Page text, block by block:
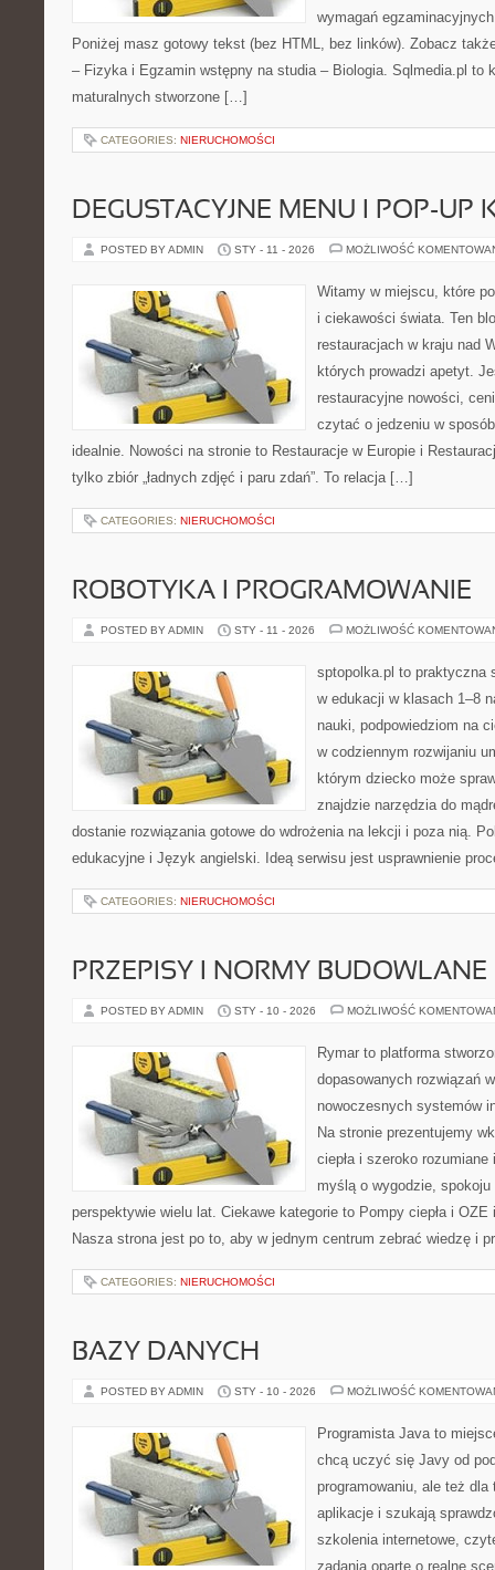
wymagań
Poniżej masz gotowy tekst (bez HTML, bez linków). Zobacz
– Fizyka i Egzamin wstępny na studia – Biologia. Sqlmedia.pl to
maturalnych stworzone […]
CATEGORIES: NIERUCHOMOŚCI
DEGUSTACYJNE MENU I POP-UP
POSTED BY ADMIN STY - 11 - 2026 MOŻLIWOŚĆ
Witamy w miejscu, które
i ciekawości świata. Ten
restauracjach w kraju nad
których prowadzi apetyt.
restauracyjne nowości,
czytać o jedzeniu w
idealnie. Nowości na stronie to Restauracje w Europie i
tylko zbiór „ładnych zdjęć i paru zdań”. To relacja […]
CATEGORIES: NIERUCHOMOŚCI
ROBOTYKA I PROGRAMOWANIE
POSTED BY ADMIN STY - 11 - 2026 MOŻLIWOŚĆ
sptopolka.pl to praktyczna
w edukacji w klasach 1–8
nauki, podpowiedziom na
w codziennym rozwijaniu
którym dziecko może
znajdzie narzędzia do
dostanie rozwiązania gotowe do wdrożenia na lekcji i poza nią.
edukacyjne i Język angielski. Ideą serwisu jest usprawnienie
CATEGORIES: NIERUCHOMOŚCI
PRZEPISY I NORMY BUDOWLANE
POSTED BY ADMIN STY - 10 - 2026 MOŻLIWOŚĆ
Rymar to platforma
dopasowanych rozwiązań
nowoczesnych systemów
Na stronie prezentujemy
ciepła i szeroko
myślą o wygodzie,
perspektywie wielu lat. Ciekawe kategorie to Pompy ciepła i
Nasza strona jest po to, aby w jednym centrum zebrać wiedzę i
CATEGORIES: NIERUCHOMOŚCI
BAZY DANYCH
POSTED BY ADMIN STY - 10 - 2026 MOŻLIWOŚĆ
Programista Java to
chcą uczyć się Javy od
programowaniu, ale też
aplikacje i szukają
szkolenia internetowe,
zadania oparte o realne